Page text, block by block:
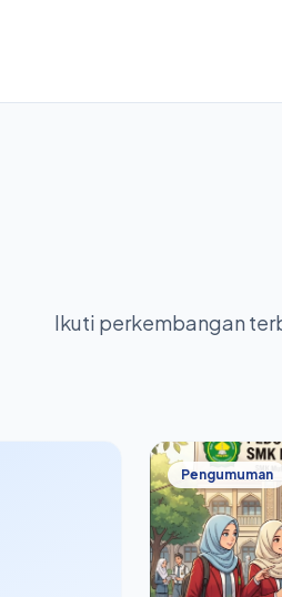
Ikuti perkembangan
Pengumuman